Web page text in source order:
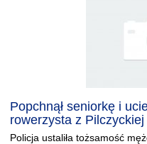
Popchnął seniorkę i
rowerzysta z Pilczyckiej
Policja ustaliła tożsamość